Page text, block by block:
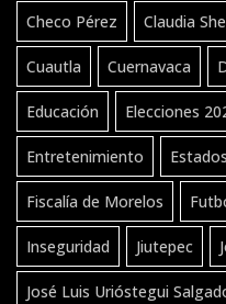
Checo Pérez Claudia
Cuautla Cuernavaca
Educación Elecciones
Entretenimiento
Fiscalía de Morelos
Inseguridad Jiutepec
José Luis Urióstegui